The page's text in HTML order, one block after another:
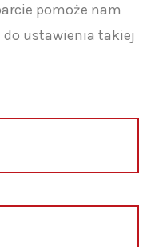
pomoże nam
do ustawienia takiej